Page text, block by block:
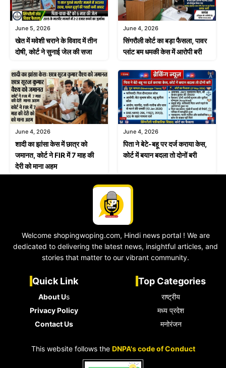
June 5, 2026
खेत में मवेशी चराने के विवाद में तीन
दोषी, कोर्ट ने सुनाई जेल की सजा
June 4, 2026
सिंगरौली कोर्ट का बड़ा फैसला, पावर
प्लांट बम धमकी केस में आरोपी बरी
June 4, 2026
शादी का झांसा केस में छात्र को
जमानत, कोर्ट ने FIR में 7 माह की
देरी को माना अहम
June 4, 2026
पिता ने बेटे-बहू पर दर्ज कराया केस,
कोर्ट में बयान बदला तो दोनों बरी
Welcome shopingwoping.com, Hindi news portal ! We are
dedicated to delivering the latest news, insightful articles, and
stories that matter to our vibrant community.
Quick Link
About Us
Privacy Policy
Contact Us
Top Categories
राष्ट्रीय
मध्य प्रदेश
मनोरंजन
This website follows the DNPA's code of Conduct